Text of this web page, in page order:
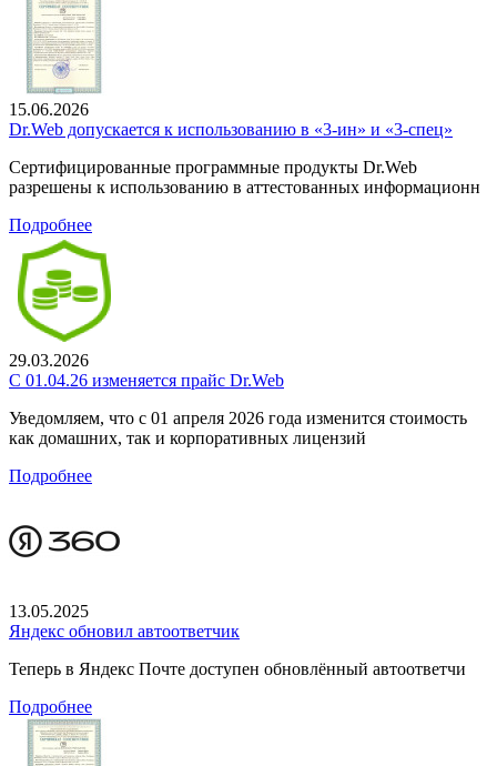
15.06.2026
Dr.Web допускается к использованию в «3-ин» и «3-спец»
Сертифицированные программные продукты Dr.Web
разрешены к использованию в аттестованных информационн
Подробнее
29.03.2026
С 01.04.26 изменяется прайс Dr.Web
Уведомляем, что с 01 апреля 2026 года изменится стоимость
как домашних, так и корпоративных лицензий
Подробнее
13.05.2025
Яндекс обновил автоответчик
Теперь в Яндекс Почте доступен обновлённый автоответчи
Подробнее